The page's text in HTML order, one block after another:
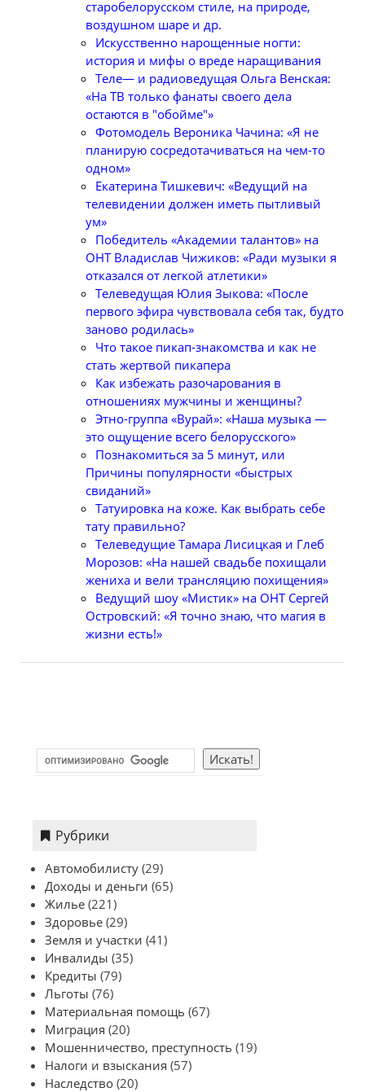
старобелорусском стиле, на природе,
воздушном шаре и др.
Искусственно нарощенные ногти:
история и мифы о вреде наращивания
Теле— и радиоведущая Ольга Венская:
«На ТВ только фанаты своего дела
остаются в "обойме"»
Фотомодель Вероника Чачина: «Я не
планирую сосредотачиваться на чем-то
одном»
Екатерина Тишкевич: «Ведущий на
телевидении должен иметь пытливый
ум»
Победитель «Академии талантов» на
ОНТ Владислав Чижиков: «Ради музыки я
отказался от легкой атлетики»
Телеведущая Юлия Зыкова: «После
первого эфира чувствовала себя так, будто
заново родилась»
Что такое пикап-знакомства и как не
стать жертвой пикапера
Как избежать разочарования в
отношениях мужчины и женщины?
Этно-группа «Вурай»: «Наша музыка —
это ощущение всего белорусского»
Познакомиться за 5 минут, или
Причины популярности «быстрых
свиданий»
Татуировка на коже. Как выбрать себе
тату правильно?
Телеведущие Тамара Лисицкая и Глеб
Морозов: «На нашей свадьбе похищали
жениха и вели трансляцию похищения»
Ведущий шоу «Мистик» на ОНТ Сергей
Островский: «Я точно знаю, что магия в
жизни есть!»
Рубрики
Автомобилисту (29)
Доходы и деньги (65)
Жилье (221)
Здоровье (29)
Земля и участки (41)
Инвалиды (35)
Кредиты (79)
Льготы (76)
Материальная помощь (67)
Миграция (20)
Мошенничество, преступность (19)
Налоги и взыскания (57)
Наследство (20)